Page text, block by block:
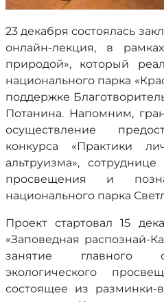
23 декабря состоялась
онлайн-лекция, в
природой», который
национального парка
поддержке
Потанина. Напомним,
осуществление
конкурса «Практики
альтруизма», сотруднице
просвещения и
национального парка
Проект стартовал 15
«Заповедная распознай-
занятие главного
экологического
состоящее из разминки-